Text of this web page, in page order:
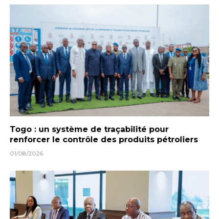
Togo : un système de traçabilité pour
renforcer le contrôle des produits pétroliers
01/08/2026